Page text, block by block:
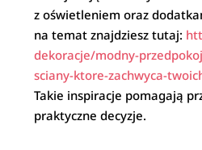
z oświetleniem oraz
na temat znajdziesz tutaj:
dekoracje/modny-
sciany-ktore-zachwyca-
Takie inspiracje pomagają
praktyczne decyzje.